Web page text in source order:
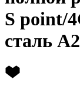
S point/
сталь А2